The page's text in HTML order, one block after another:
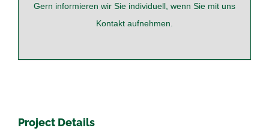
Gern informieren wir Sie individuell, wenn Sie mit uns
Kontakt aufnehmen.
Project Details